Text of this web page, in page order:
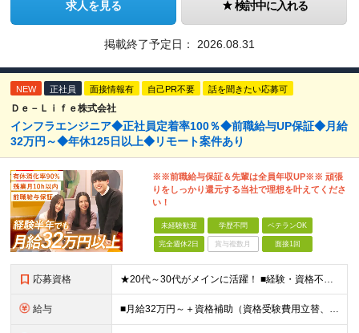
求人を見る 検討中に入れる
掲載終了予定日： 2026.08.31
NEW 正社員 面接情報有 自己PR不要 話を聞きたい応募可
Ｄｅ－Ｌｉｆｅ株式会社
インフラエンジニア◆正社員定着率100％◆前職給与UP保証◆月給
32万円～◆年休125日以上◆リモート案件あり
※※前職給与保証＆先輩は全員年収UP※※ 頑張
りをしっかり還元する当社で理想を叶えてくださ
い！
未経験歓迎 学歴不問 ベテランOK
完全週休2日 賞与複数月 面接1回
応募資格 ★20代～30代がメインに活躍！ ■経験・資格不問 ■学歴不問 ━━━━━……‥ 当社では何よりもコミュニケーション力を 重視した採用を行っています！
給与 ■月給32万円～＋資格補助（資格受験費用立替、書籍代立替）＋リファラル手当（経験者10万円/未経験者6万円） ※給与は経験・スキルに応じて決定します ※上記給与額には固定残業代（20時間分/39,68